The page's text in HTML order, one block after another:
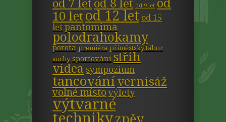
od 7 letod 8 let od 9 let
10 letod 12 let od 15
letpantomima
polodrahokamy
porota premiéra příměstský tábor
sochy sportování střih
videa sympozium
tancovánívernisáž
volné místovýlety
výtvarné
technikyzpěv